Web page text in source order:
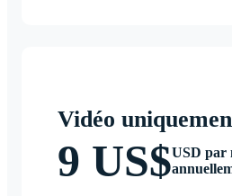
Vidéo
9 US$USD par